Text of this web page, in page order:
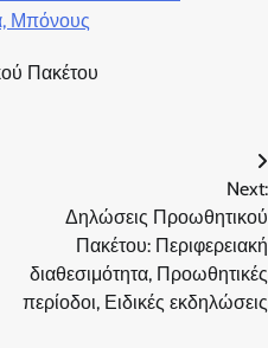
Μπόνους
Πακέτου
Next:
Δηλώσεις Προωθητικού
Πακέτου: Περιφερειακή
διαθεσιμότητα, Προωθητικές
περίοδοι, Ειδικές εκδηλώσεις